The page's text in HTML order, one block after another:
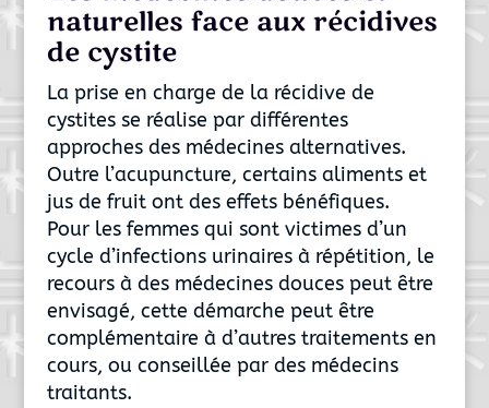
naturelles face aux récidives
de cystite
La prise en charge de la récidive de
cystites se réalise par différentes
approches des médecines alternatives.
Outre l’acupuncture, certains aliments et
jus de fruit ont des effets bénéfiques.
Pour les femmes qui sont victimes d’un
cycle d’infections urinaires à répétition, le
recours à des médecines douces peut être
envisagé, cette démarche peut être
complémentaire à d’autres traitements en
cours, ou conseillée par des médecins
traitants.